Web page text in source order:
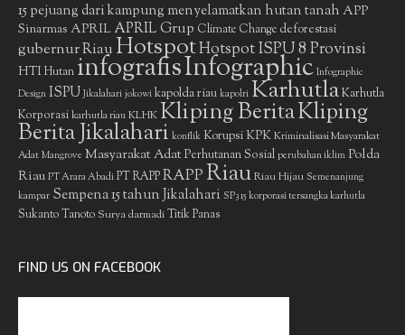
15 pejuang dari kampung menyelamatkan hutan tanah APP
Sinarmas APRIL APRIL Grup Climate Change deforestasi
gubernur RiauHotspotHotspot ISPU 8 Provinsi
HTIHutan infografisInfographic Infographic
Design ISPU Jikalahari jokowi kapolda riau kapolri KarhutlaKarhutla
Korporasikarhutla riauKLHKKliping BeritaKliping
Berita Jikalahari konflik Korupsi KPKKriminalisasi Masyarakat
Adat Mangrove Masyarakat AdatPerhutanan Sosial perubahan iklim Polda
Riau PT Arara Abadi PT RAPPRAPPRiauRiau Hijau Semenanjung
kampar Sempena 15 tahun Jikalahari SP3 15 korporasi tersangka karhutla
Sukanto Tanoto Surya darmadiTitik Panas
FIND US ON FACEBOOK